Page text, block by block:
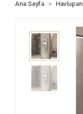
Ana Sayfa Havlupan